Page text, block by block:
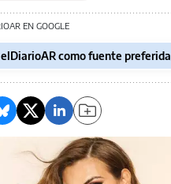
EN GOOGLE
como fuente preferida